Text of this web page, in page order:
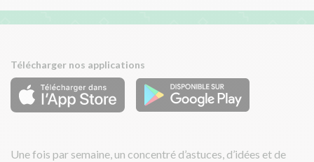
Télécharger nos applications
Une fois par semaine, un concentré d’astuces, d’idées et de